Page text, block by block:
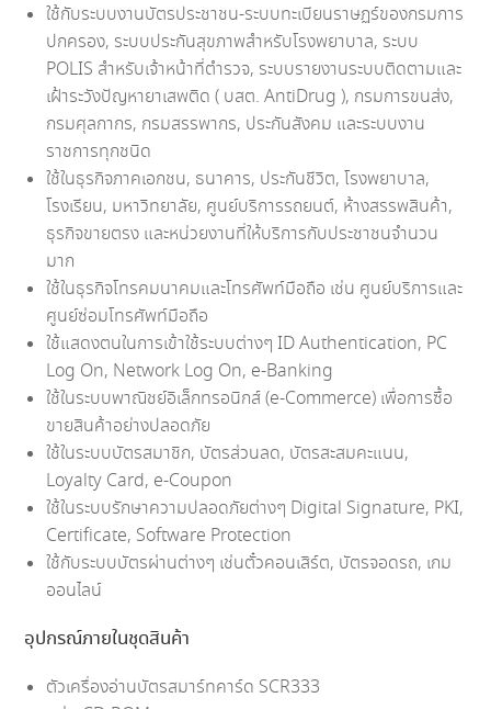
ใช้กับระบบงานบัตรประชาชน-ระบบทะเบียนราษฏร์ของกรมการ
ปกครอง, ระบบประกันสุขภาพสำหรับโรงพยาบาล, ระบบ
POLIS สำหรับเจ้าหน้าที่ตำรวจ, ระบบรายงานระบบติดตามและ
เฝ้าระวังปัญหายาเสพติด ( บสต. AntiDrug ), กรมการขนส่ง,
กรมศุลกากร, กรมสรรพากร, ประกันสังคม และระบบงาน
ราชการทุกชนิด
ใช้ในธุรกิจภาคเอกชน, ธนาคาร, ประกันชีวิต, โรงพยาบาล,
โรงเรียน, มหาวิทยาลัย, ศูนย์บริการรถยนต์, ห้างสรรพสินค้า,
ธุรกิจขายตรง และหน่วยงานที่ให้บริการกับประชาชนจำนวน
มาก
ใช้ในธุรกิจโทรคมนาคมและโทรศัพท์มือถือ เช่น ศูนย์บริการและ
ศูนย์ซ่อมโทรศัพท์มือถือ
ใช้แสดงตนในการเข้าใช้ระบบต่างๆ ID Authentication, PC
Log On, Network Log On, e-Banking
ใช้ในระบบพาณิชย์อิเล็กทรอนิกส์ (e-Commerce) เพื่อการซื้อ
ขายสินค้าอย่างปลอดภัย
ใช้ในระบบบัตรสมาชิก, บัตรส่วนลด, บัตรสะสมคะแนน,
Loyalty Card, e-Coupon
ใช้ในระบบรักษาความปลอดภัยต่างๆ Digital Signature, PKI,
Certificate, Software Protection
ใช้กับระบบบัตรผ่านต่างๆ เช่นตั๋วคอนเสิร์ต, บัตรจอดรถ, เกม
ออนไลน์
อุปกรณ์ภายในชุดสินค้า
ตัวเครื่องอ่านบัตรสมาร์ทคาร์ด SCR333